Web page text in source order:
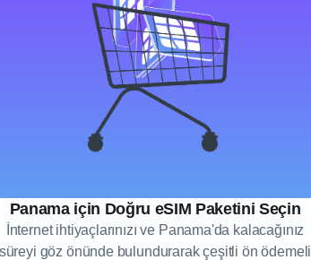
Panama için Doğru eSIM Paketini Seçin
İnternet ihtiyaçlarınızı ve Panama'da kalacağınız
süreyi göz önünde bulundurarak çeşitli ön ödemeli